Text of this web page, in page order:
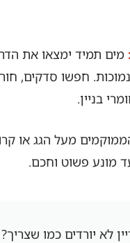
מים תמיד ימצאו את
חפשו סדקים,
בניין.
מעל הגג או
מונע פשוט וחכם.
לא יורדים כמו